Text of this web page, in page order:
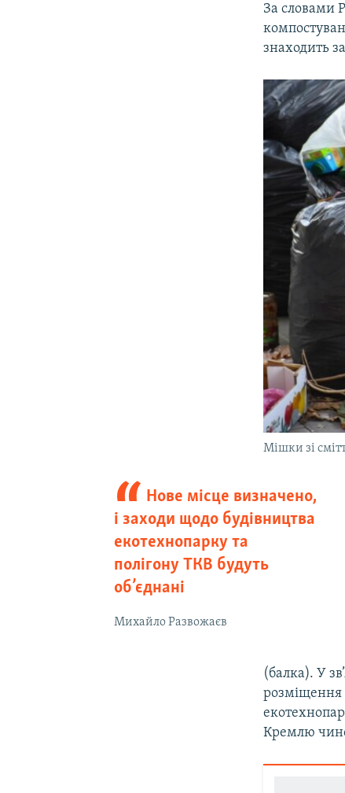
За словами
знаходить
Мішки зі
Нове місце визначено,
і заходи щодо будівництва
екотехнопарку та
полігону ТКВ будуть
об’єднані
Михайло Развожаєв
(балка). У
розміщення
Кремлю